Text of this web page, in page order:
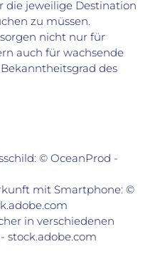
die jeweilige Destination
zu müssen.
nicht nur für
auch für wachsende
des
© OceanProd -
mit Smartphone: ©
in verschiedenen
stock.adobe.com